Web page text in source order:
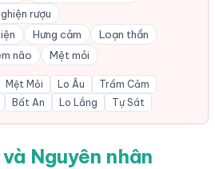
rượu
Hưng cảm
Loạn thần
não Mệt mỏi
Mệt Mỏi Lo Âu
Trầm Cảm
Bất An Lo Lắng Tự Sát
Nguyên nhân